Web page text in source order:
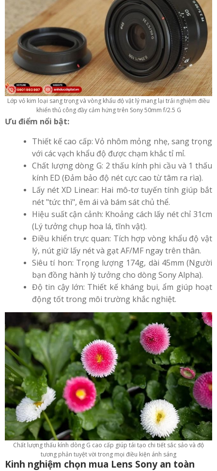
Lớp vỏ kim loại sang trọng và vòng khẩu độ vật lý mang lại trải nghiệm điều
khiển thủ công đầy cảm hứng trên Sony 50mm f/2.5 G
Ưu điểm nổi bật:
Thiết kế cao cấp: Vỏ nhôm mỏng nhẹ, sang trọng
với các vạch khẩu độ được chạm khắc tỉ mỉ.
Chất lượng dòng G: 2 thấu kính phi cầu và 1 thấu
kính ED (Đảm bảo độ nét cực cao từ tâm ra rìa).
Lấy nét XD Linear: Hai mô-tơ tuyến tính giúp bắt
nét "tức thì", êm ái và bám sát chủ thể.
Hiệu suất cận cảnh: Khoảng cách lấy nét chỉ 31cm
(Lý tưởng chụp hoa lá, tĩnh vật).
Điều khiển trực quan: Tích hợp vòng khẩu độ vật
lý, nút giữ lấy nét và gạt AF/MF ngay trên thân.
Siêu tí hon: Trọng lượng 174g, dài 45mm (Người
bạn đồng hành lý tưởng cho dòng Sony Alpha).
Độ tin cậy lớn: Thiết kế kháng bụi, ẩm giúp hoạt
động tốt trong môi trường khắc nghiệt.
Chất lượng thấu kính dòng G cao cấp giúp tái tạo chi tiết sắc sảo và độ
tương phản tuyệt vời trong mọi điều kiện ánh sáng
Kinh nghiệm chọn mua Lens Sony an toàn